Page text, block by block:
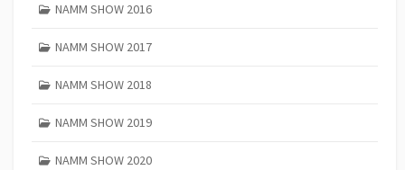
NAMM SHOW 2016
NAMM SHOW 2017
NAMM SHOW 2018
NAMM SHOW 2019
NAMM SHOW 2020